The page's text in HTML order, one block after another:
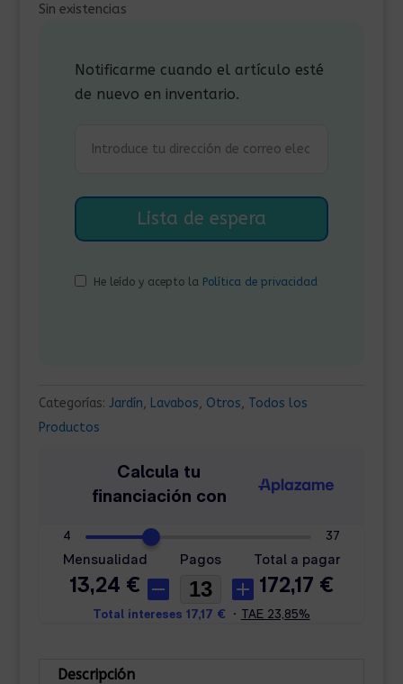
Sin existencias
Notificarme cuando el artículo esté
de nuevo en inventario.
He leído y acepto la Política de privacidad
Categorías: Jardín, Lavabos, Otros, Todos los
Productos
Descripción